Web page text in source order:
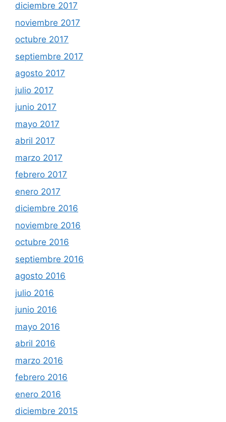
diciembre 2017
noviembre 2017
octubre 2017
septiembre 2017
agosto 2017
julio 2017
junio 2017
mayo 2017
abril 2017
marzo 2017
febrero 2017
enero 2017
diciembre 2016
noviembre 2016
octubre 2016
septiembre 2016
agosto 2016
julio 2016
junio 2016
mayo 2016
abril 2016
marzo 2016
febrero 2016
enero 2016
diciembre 2015